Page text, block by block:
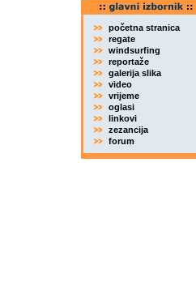
početna stranica
regate
windsurfing
reportaže
galerija slika
video
vrijeme
oglasi
linkovi
zezancija
forum